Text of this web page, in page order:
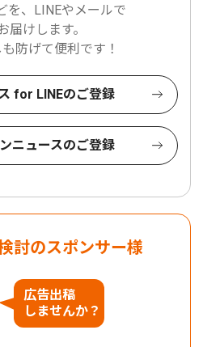
を、LINEやメールで
届けします。
防げて便利です！
for LINEのご登録
ニュースのご登録
討のスポンサー様
広告出稿
しませんか？